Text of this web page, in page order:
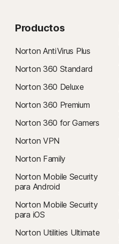
Productos
Norton AntiVirus Plus
Norton 360 Standard
Norton 360 Deluxe
Norton 360 Premium
Norton 360 for Gamers
Norton VPN
Norton Family
Norton Mobile Security
para Android
Norton Mobile Security
para iOS
Norton Utilities Ultimate